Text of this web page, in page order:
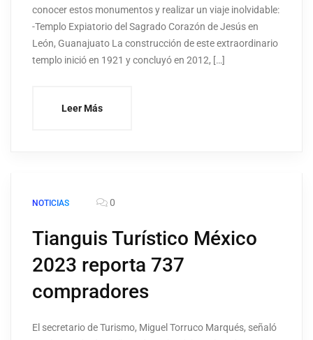
conocer estos monumentos y realizar un viaje inolvidable:
-Templo Expiatorio del Sagrado Corazón de Jesús en
León, Guanajuato La construcción de este extraordinario
templo inició en 1921 y concluyó en 2012, […]
Leer Más
NOTICIAS 0
Tianguis Turístico México
2023 reporta 737
compradores
El secretario de Turismo, Miguel Torruco Marqués, señaló